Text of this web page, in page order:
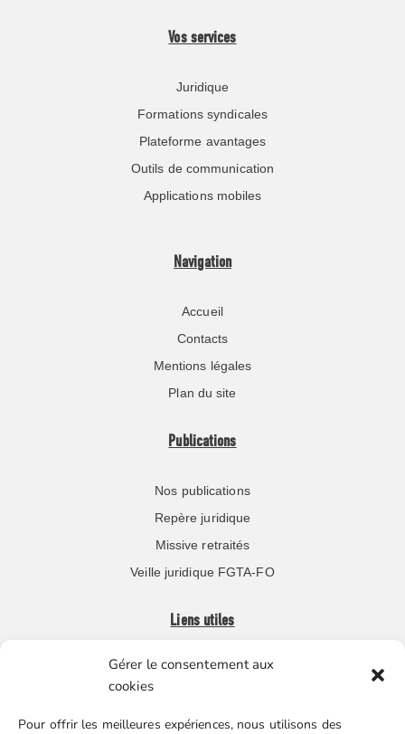
Gérer le consentement aux
cookies
Pour offrir les meilleures expériences, nous utilisons des
Vos services
Juridique
Formations syndicales
Plateforme avantages
Outils de communication
Applications mobiles
Navigation
Accueil
Contacts
Mentions légales
Plan du site
Publications
Nos publications
Repère juridique
Missive retraités
Veille juridique FGTA-FO
Liens utiles
Boutique en ligne
Nos partenaires